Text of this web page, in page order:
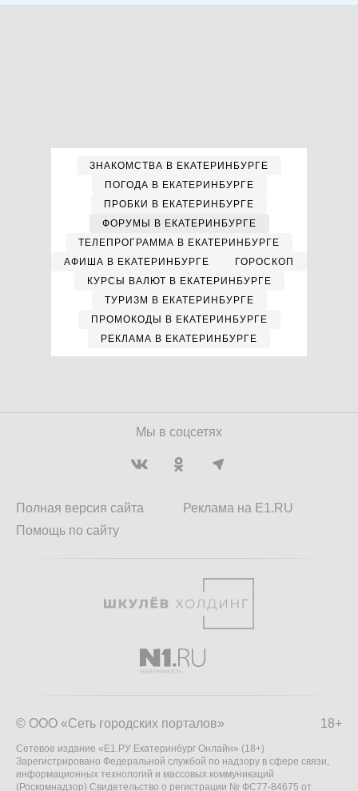
ЗНАКОМСТВА В ЕКАТЕРИНБУРГЕ
ПОГОДА В ЕКАТЕРИНБУРГЕ
ПРОБКИ В ЕКАТЕРИНБУРГЕ
ФОРУМЫ В ЕКАТЕРИНБУРГЕ
ТЕЛЕПРОГРАММА В ЕКАТЕРИНБУРГЕ
АФИША В ЕКАТЕРИНБУРГЕ
ГОРОСКОП
КУРСЫ ВАЛЮТ В ЕКАТЕРИНБУРГЕ
ТУРИЗМ В ЕКАТЕРИНБУРГЕ
ПРОМОКОДЫ В ЕКАТЕРИНБУРГЕ
РЕКЛАМА В ЕКАТЕРИНБУРГЕ
Мы в соцсетях
Полная версия сайта
Помощь по сайту
Реклама на E1.RU
18+
© ООО «Сеть городских порталов»
Сетевое издание «Е1.РУ Екатеринбург Онлайн» (18+)
Зарегистрировано Федеральной службой по надзору в сфере связи,
информационных технологий и массовых коммуникаций
(Роскомнадзор) Свидетельство о регистрации № ФС77-84675 от